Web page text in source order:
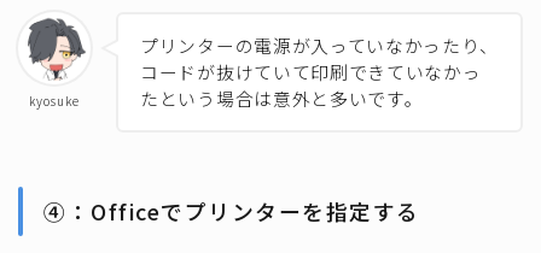
kyosuke
プリンターの電源が入っていなかったり、
コードが抜けていて印刷できていなかっ
たという場合は意外と多いです。
④：Officeでプリンターを指定する